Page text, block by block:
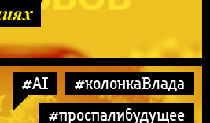
#AI
#колонкаВлада
#проспалибудущее